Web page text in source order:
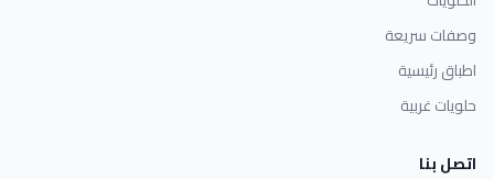
وصفات سريعة
اطباق رئيسية
حلويات غربية
اتصل بنا